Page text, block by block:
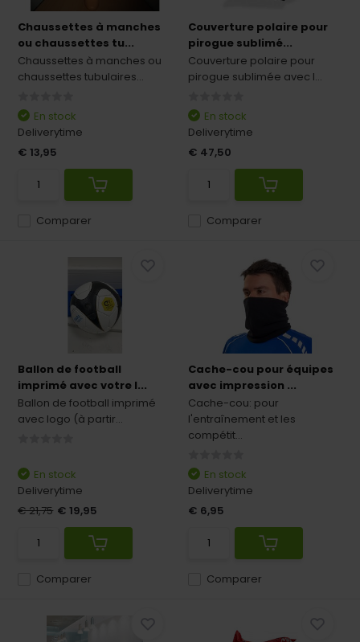
Chaussettes à manches
ou chaussettes tu...
Chaussettes à manches ou
chaussettes tubulaires...
Comparer
En stock
Deliverytime
€ 13,95
Couverture polaire pour
pirogue sublimé...
Couverture polaire pour
pirogue sublimée avec l...
Comparer
En stock
Deliverytime
€ 47,50
Ballon de football
imprimé avec votre l...
Ballon de football imprimé
avec logo (à partir...
Comparer
En stock
Deliverytime
€ 21,75 € 19,95
Cache-cou pour équipes
avec impression ...
Cache-cou: pour
l'entraînement et les
compétit...
Comparer
En stock
Deliverytime
€ 6,95